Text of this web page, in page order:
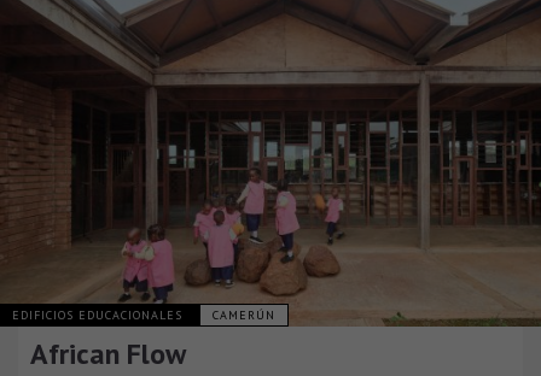
EDIFICIOS EDUCACIONALES CAMERÚN
African Flow